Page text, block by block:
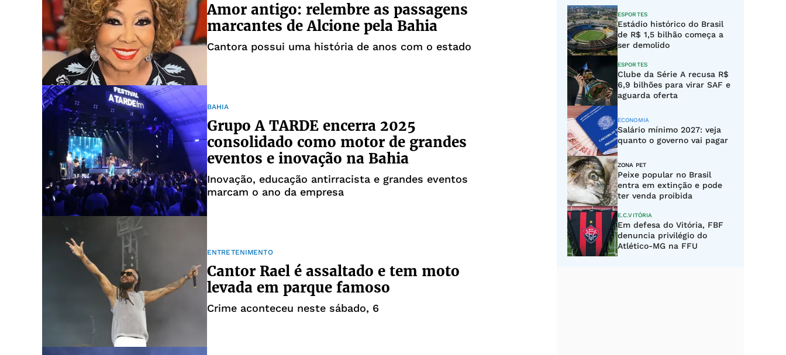
Amor antigo: relembre as passagens
marcantes de Alcione pela Bahia
Cantora possui uma história de anos com o estado
BAHIA
Grupo A TARDE encerra 2025
consolidado como motor de grandes
eventos e inovação na Bahia
Inovação, educação antirracista e grandes eventos
marcam o ano da empresa
ENTRETENIMENTO
Cantor Rael é assaltado e tem moto
levada em parque famoso
Crime aconteceu neste sábado, 6
ESPORTES
Estádio histórico do Brasil
de R$ 1,5 bilhão começa a
ser demolido
ESPORTES
Clube da Série A recusa R$
6,9 bilhões para virar SAF e
aguarda oferta
ECONOMIA
Salário mínimo 2027: veja
quanto o governo vai pagar
ZONA PET
Peixe popular no Brasil
entra em extinção e pode
ter venda proibida
E.C.VITÓRIA
Em defesa do Vitória, FBF
denuncia privilégio do
Atlético-MG na FFU